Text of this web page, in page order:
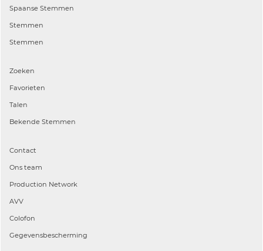
Spaanse Stemmen
Stemmen
Stemmen
Zoeken
Favorieten
Talen
Bekende Stemmen
Contact
Ons team
Production Network
AVV
Colofon
Gegevensbescherming